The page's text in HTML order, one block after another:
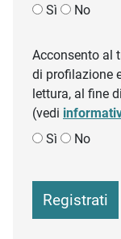
Sì
No
Acconsento al
di profilazione
lettura, al fine
(vedi
Sì
No
Registrati